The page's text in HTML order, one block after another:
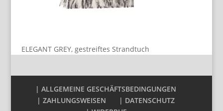
ELEGANT GREY, gestreiftes Strandtuch
| ALLGEMEINE GESCHÄFTSBEDINGUNGEN
| ZAHLUNGSWEISEN
| DATENSCHUTZ